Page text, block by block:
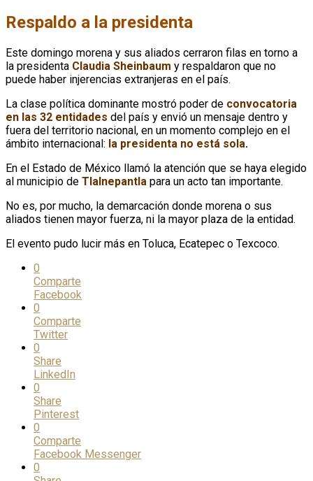
Respaldo a la presidenta
Este domingo morena y sus aliados cerraron filas en torno a
la presidenta Claudia Sheinbaum y respaldaron que no
puede haber injerencias extranjeras en el país.
La clase política dominante mostró poder de convocatoria
en las 32 entidades del país y envió un mensaje dentro y
fuera del territorio nacional, en un momento complejo en el
ámbito internacional: la presidenta no está sola.
En el Estado de México llamó la atención que se haya elegido
al municipio de Tlalnepantla para un acto tan importante.
No es, por mucho, la demarcación donde morena o sus
aliados tienen mayor fuerza, ni la mayor plaza de la entidad.
El evento pudo lucir más en Toluca, Ecatepec o Texcoco.
0
Comparte
Facebook
0
Comparte
Twitter
0
Share
LinkedIn
0
Share
Pinterest
0
Comparte
Facebook Messenger
0